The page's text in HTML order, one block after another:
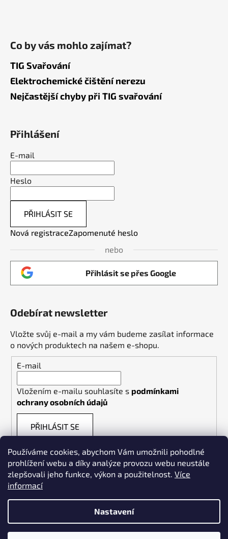
Používáme cookies, abychom Vám umožnili pohodlné
prohlížení webu a díky analýze provozu webu neustále
zlepšovali jeho funkce, výkon a použitelnost. Více
informací
Nastavení
Co by vás mohlo zajímat?
TIG Svařování
Elektrochemické čištění nerezu
Nejčastější chyby při TIG svařování
Přihlášení
E-mail
Heslo
PŘIHLÁSIT SE
Nová registraceZapomenuté heslo
nebo
Přihlásit se přes Google
Odebírat newsletter
Vložte svůj e-mail a my vám budeme zasílat informace
o nových produktech na našem e-shopu.
E-mail
Vložením e-mailu souhlasíte s podmínkami
ochrany osobních údajů
PŘIHLÁSIT SE